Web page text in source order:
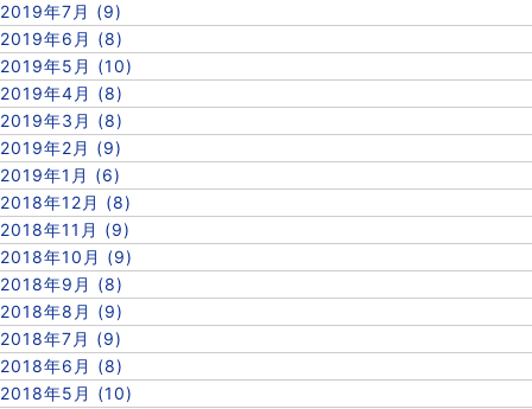
2019年7月 (9)
2019年6月 (8)
2019年5月 (10)
2019年4月 (8)
2019年3月 (8)
2019年2月 (9)
2019年1月 (6)
2018年12月 (8)
2018年11月 (9)
2018年10月 (9)
2018年9月 (8)
2018年8月 (9)
2018年7月 (9)
2018年6月 (8)
2018年5月 (10)